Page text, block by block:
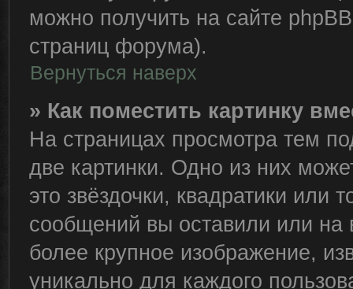
можно получить на сайте
страниц форума).
Вернуться наверх
» Как поместить картинку
На страницах просмотра тем
две картинки. Одно из них
это звёздочки, квадратики или
сообщений вы оставили или
более крупное изображение,
уникально для каждого